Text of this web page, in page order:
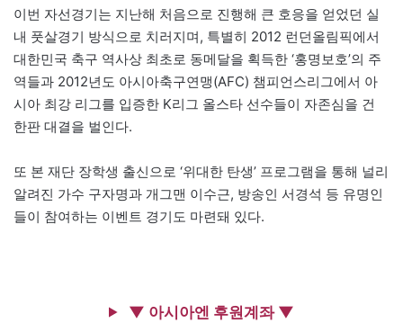
이번 자선경기는 지난해 처음으로 진행해 큰 호응을 얻었던 실
내 풋살경기 방식으로 치러지며, 특별히 2012 런던올림픽에서
대한민국 축구 역사상 최초로 동메달을 획득한 ‘홍명보호’의 주
역들과 2012년도 아시아축구연맹(AFC) 챔피언스리그에서 아
시아 최강 리그를 입증한 K리그 올스타 선수들이 자존심을 건
한판 대결을 벌인다.
또 본 재단 장학생 출신으로 ‘위대한 탄생’ 프로그램을 통해 널리
알려진 가수 구자명과 개그맨 이수근, 방송인 서경석 등 유명인
들이 참여하는 이벤트 경기도 마련돼 있다.
▼ 아시아엔 후원계좌 ▼